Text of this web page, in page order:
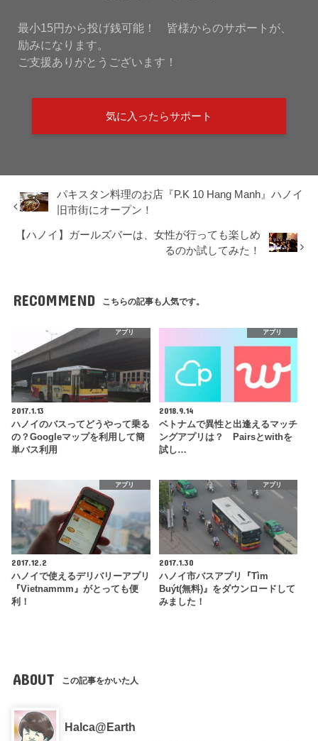
最小15円から投げ銭可能！ 皆様からのサポートが、
励みになります。
ご支援ありがとうございます！
気に入ったらサポート
パキスタン料理のお店『P.K 10 Hang Manh』ハノイ
旧市街にオープン！
【ハノイ】ガールズバーは、女性が行っても楽しめ
るのか試してみた！
RECOMMEND こちらの記事も人気です。
アプリ
2017.1.13
ハノイのバスってどうやって乗る
の？Googleマップを利用して簡
単バス利用
アプリ
2018.9.14
ベトナムで異性と出逢えるマッチ
ングアプリは？ Pairsとwithを
試し…
アプリ
2017.12.2
ハノイで使えるデリバリーアプリ
『Vietnammm』がとっても便
利！
アプリ
2017.1.30
ハノイ市バスアプリ『Tìm
Buýt(無料)』をダウンロードして
みました！
ABOUT この記事をかいた人
Halca@Earth